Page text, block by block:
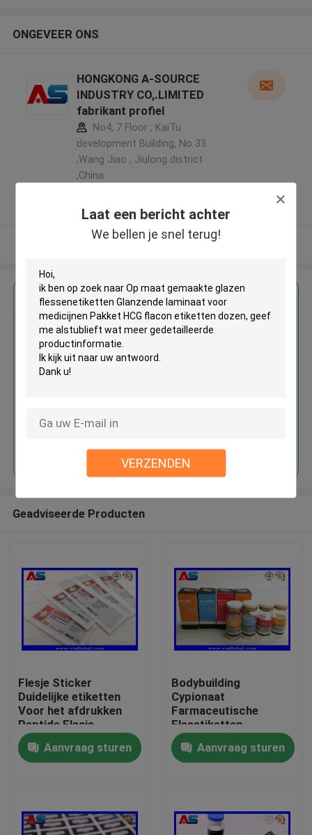
Laat een bericht achter
We bellen je snel terug!
VERZENDEN
Huis
Ongeveer ons
ONGEVEER ONS
HONGKONG A-SOURCE
INDUSTRY CO,.LIMITED
fabrikant profiel
No4, 7 Floor , KaiTu
development Building, No 33
,Wang Jiao , Jiulong district
,China
Geverifieerde Leverancier
Bekijk meer
Krijg de beste prijs voor
Op maat gemaakte glazen
flessenetiketten Glanzende
Geadviseerde Producten
Flesje Sticker
Duidelijke etiketten
Voor het afdrukken
Peptide Flesje
etiketten 10 ml flacon
etiketten Kleine fles
etiketten
Aanvraag sturen
Bodybuilding
Cypionaat
Farmaceutische
Flesetiketten
25x60mm ISO
Gecertificeerd voor
10ml injectieflacons
Aanvraag sturen